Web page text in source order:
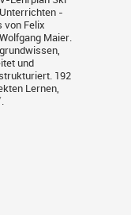
-
von Felix
Maier.
und
192
Lernen,